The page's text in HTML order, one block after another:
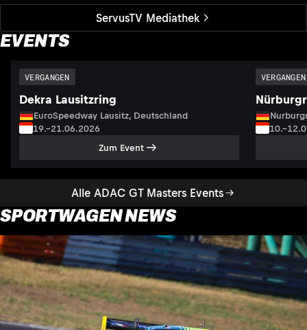
ServusTV Mediathek
EVENTS
Alle ADAC GT Masters Events
VERGANGEN
Dekra Lausitzring
EuroSpeedway Lausitz, Deutschland
19.–21.06.2026
Zum Event
VERGANGEN
SPORTWAGEN NEWS